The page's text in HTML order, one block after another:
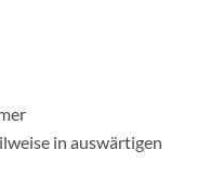
in auswärtigen